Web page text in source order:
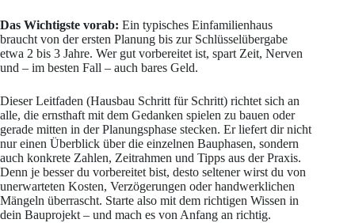
Das Wichtigste vorab: Ein typisches Einfamilienhaus
braucht von der ersten Planung bis zur Schlüsselübergabe
etwa 2 bis 3 Jahre. Wer gut vorbereitet ist, spart Zeit, Nerven
und – im besten Fall – auch bares Geld.
Dieser Leitfaden (Hausbau Schritt für Schritt) richtet sich an
alle, die ernsthaft mit dem Gedanken spielen zu bauen oder
gerade mitten in der Planungsphase stecken. Er liefert dir nicht
nur einen Überblick über die einzelnen Bauphasen, sondern
auch konkrete Zahlen, Zeitrahmen und Tipps aus der Praxis.
Denn je besser du vorbereitet bist, desto seltener wirst du von
unerwarteten Kosten, Verzögerungen oder handwerklichen
Mängeln überrascht. Starte also mit dem richtigen Wissen in
dein Bauprojekt – und mach es von Anfang an richtig.